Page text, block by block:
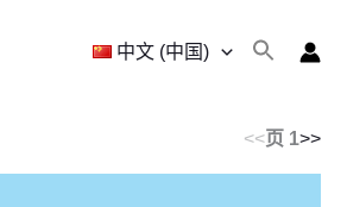
中文 (中国)
<<页 1>>